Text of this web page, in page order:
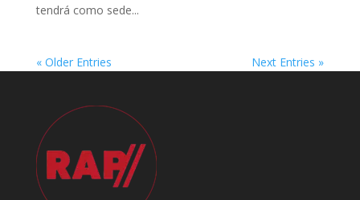
tendrá como sede...
« Older Entries Next Entries »